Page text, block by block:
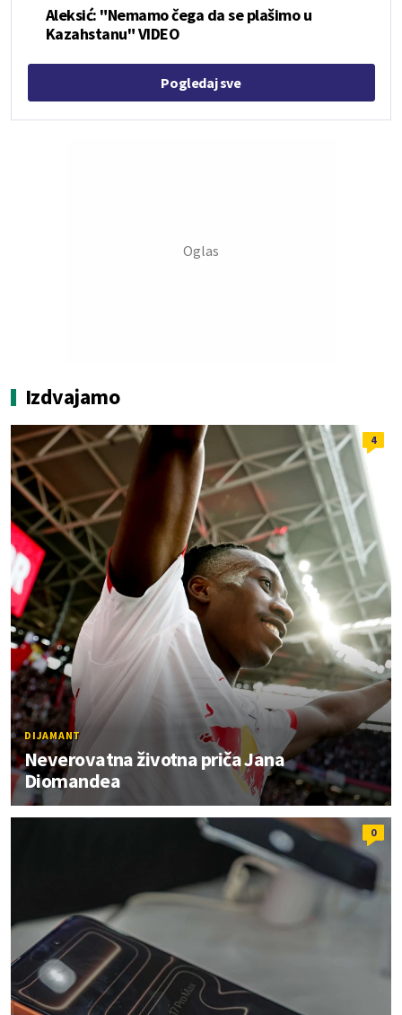
Aleksić: "Nemamo čega da se plašimo u
Kazahstanu" VIDEO
Pogledaj sve
Izdvajamo
4
DIJAMANT
Neverovatna životna priča Jana
Diomandea
0